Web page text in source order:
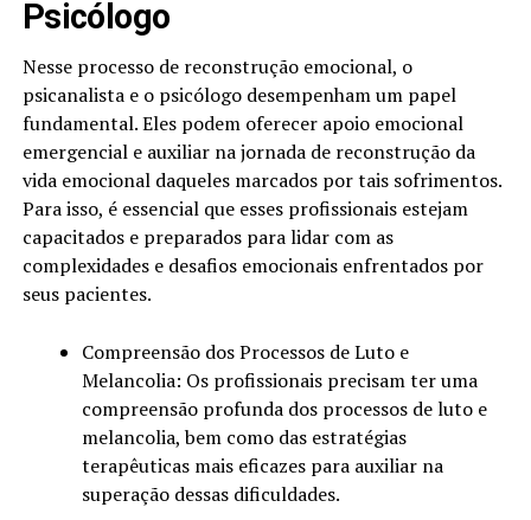
Psicólogo
Nesse processo de reconstrução emocional, o
psicanalista e o psicólogo desempenham um papel
fundamental. Eles podem oferecer apoio emocional
emergencial e auxiliar na jornada de reconstrução da
vida emocional daqueles marcados por tais sofrimentos.
Para isso, é essencial que esses profissionais estejam
capacitados e preparados para lidar com as
complexidades e desafios emocionais enfrentados por
seus pacientes.
Compreensão dos Processos de Luto e
Melancolia: Os profissionais precisam ter uma
compreensão profunda dos processos de luto e
melancolia, bem como das estratégias
terapêuticas mais eficazes para auxiliar na
superação dessas dificuldades.